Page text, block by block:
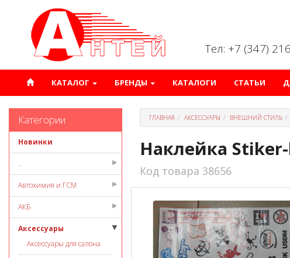
Тел: +7 (347)
КАТАЛОГ БРЕНДЫ КАТАЛОГИ СТАТЬИ
Категории
Новинки
..
Автохимия и ГСМ
АКБ
Аксессуары
Аксессуары для салона
ГЛАВНАЯ АКСЕССУАРЫ ВНЕШНИЙ СТИЛЬ
Наклейка
Код товара 38656